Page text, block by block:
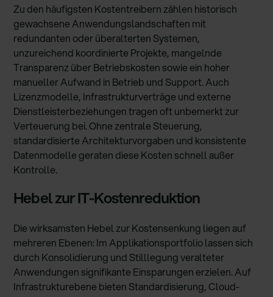
Zu den häufigsten Kostentreibern zählen historisch
gewachsene Anwendungslandschaften mit
redundanten oder überalterten Systemen,
unzureichend koordinierte Projekte, mangelnde
Transparenz über Betriebskosten sowie ein hoher
manueller Aufwand in Betrieb und Support. Auch
Lizenzmodelle, Infrastrukturverträge und externe
Dienstleisterbeziehungen tragen oft unbemerkt zur
Verteuerung bei. Ohne zentrale Steuerung,
standardisierte Architekturvorgaben und konsistente
Datenmodelle geraten diese Kosten schnell außer
Kontrolle.
Hebel zur IT-Kostenreduktion
Die wirksamsten Hebel zur Kostensenkung liegen auf
mehreren Ebenen: Im Applikationsportfolio lassen sich
durch Konsolidierung und Stilllegung veralteter
Anwendungen signifikante Einsparungen erzielen. Auf
Infrastrukturebene bieten Standardisierung, Cloud-